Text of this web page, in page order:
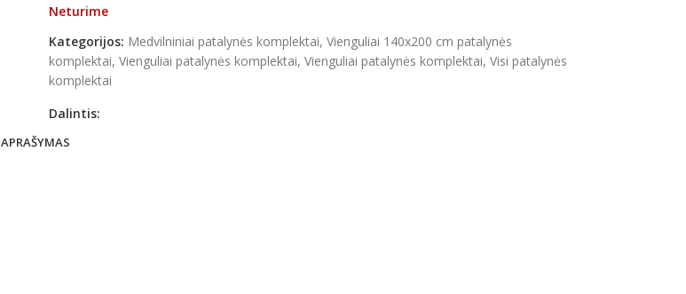
Neturime
Kategorijos: Medvilniniai patalynės komplektai, Vienguliai 140x200 cm patalynės
komplektai, Vienguliai patalynės komplektai, Vienguliai patalynės komplektai, Visi patalynės
komplektai
Dalintis:
APRAŠYMAS